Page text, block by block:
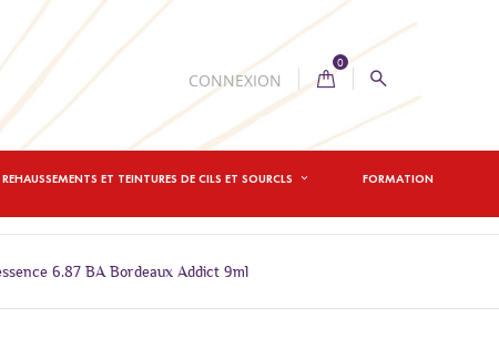
CONNEXION
0
ET TEINTURES DE CILS ET SOURCLS FORMATION
6.87 BA Bordeaux Addict 9ml